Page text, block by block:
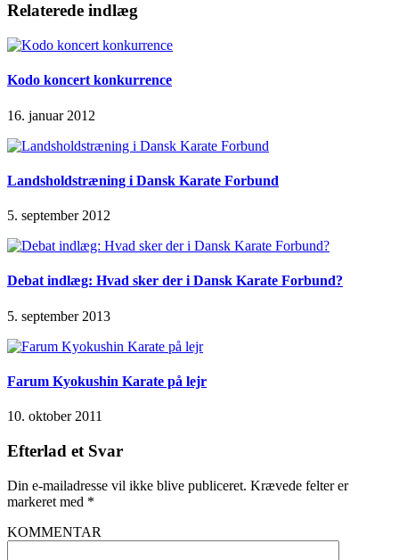
Relaterede indlæg
Kodo koncert konkurrence
16. januar 2012
Landsholdstræning i Dansk Karate Forbund
5. september 2012
Debat indlæg: Hvad sker der i Dansk Karate Forbund?
5. september 2013
Farum Kyokushin Karate på lejr
10. oktober 2011
Efterlad et Svar
Din e-mailadresse vil ikke blive publiceret. Krævede felter er
markeret med *
KOMMENTAR